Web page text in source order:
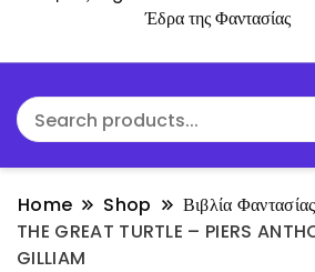
Έδρα της Φαντασίας
Home Shop Βιβλία Φαντασίας
THE GREAT TURTLE – PIERS
GILLIAM